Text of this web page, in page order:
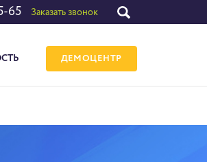
65 Заказать звонок
ДЕМОЦЕНТР